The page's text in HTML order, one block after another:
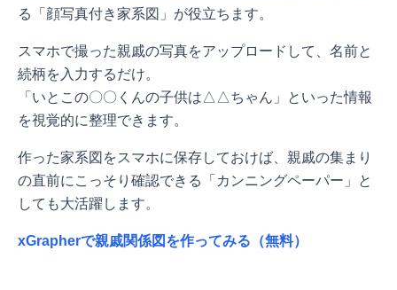
る「顔写真付き家系図」が役立ちます。
スマホで撮った親戚の写真をアップロードして、名前と
続柄を入力するだけ。
「いとこの〇〇くんの子供は△△ちゃん」といった情報
を視覚的に整理できます。
作った家系図をスマホに保存しておけば、親戚の集まり
の直前にこっそり確認できる「カンニングペーパー」と
しても大活躍します。
xGrapherで親戚関係図を作ってみる（無料）